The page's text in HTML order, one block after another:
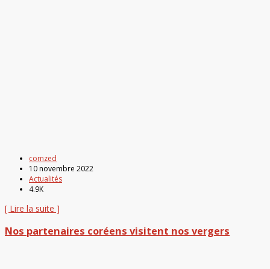
comzed
10 novembre 2022
Actualités
4.9K
[ Lire la suite ]
Nos partenaires coréens visitent nos vergers